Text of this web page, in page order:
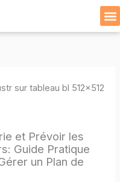
et Prévoir les
Guide Pratique
un Plan de